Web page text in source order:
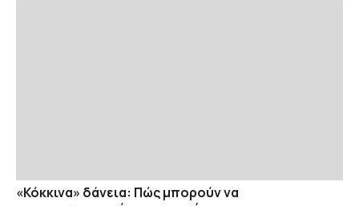
«Κόκκινα» δάνεια: Πώς μπορούν να